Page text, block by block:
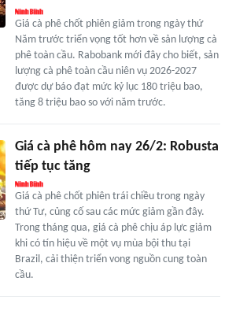
Giá cà phê chốt phiên giảm trong ngày thứ
Năm trước triển vọng tốt hơn về sản lượng cà
phê toàn cầu. Rabobank mới đây cho biết, sản
lượng cà phê toàn cầu niên vụ 2026-2027
được dự báo đạt mức kỷ lục 180 triệu bao,
tăng 8 triệu bao so với năm trước.
Giá cà phê hôm nay 26/2: Robusta
tiếp tục tăng
Giá cà phê chốt phiên trái chiều trong ngày
thứ Tư, củng cố sau các mức giảm gần đây.
Trong tháng qua, giá cà phê chịu áp lực giảm
khi có tín hiệu về một vụ mùa bội thu tại
Brazil, cải thiện triển vong nguồn cung toàn
cầu.